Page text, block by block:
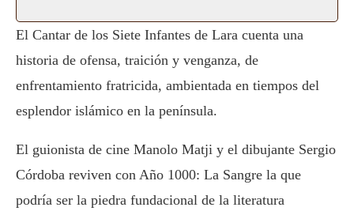
El Cantar de los Siete Infantes de Lara cuenta una
historia de ofensa, traición y venganza, de
enfrentamiento fratricida, ambientada en tiempos del
esplendor islámico en la península.
El guionista de cine Manolo Matji y el dibujante Sergio
Córdoba reviven con Año 1000: La Sangre la que
podría ser la piedra fundacional de la literatura